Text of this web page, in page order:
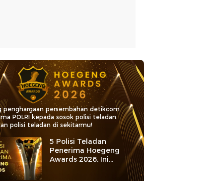
penghargaan persembahan detikcom
POLRI kepada sosok polisi teladan.
polisi teladan di sekitarmu!
5 Polisi Teladan
Penerima Hoegeng
Awards 2026, Ini
Kategori dan Kiprahnya